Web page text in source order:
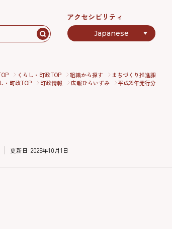
アクセシビリティ
くらし・町政TOP 組織から探す
まちづくり推進課
・町政TOP 町政情報 広報ひらいずみ 平成29年発行分
更新日 2025年10月1日